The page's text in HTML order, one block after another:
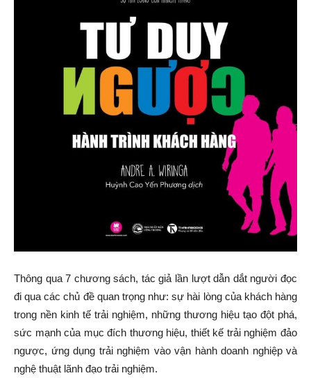
Thông qua 7 chương sách, tác giả lần lượt dẫn dắt người đọc
đi qua các chủ đề quan trọng như: sự hài lòng của khách hàng
trong nền kinh tế trải nghiệm, những thương hiệu tạo đột phá,
sức mạnh của mục đích thương hiệu, thiết kế trải nghiệm đảo
ngược, ứng dụng trải nghiệm vào vận hành doanh nghiệp và
nghệ thuật lãnh đạo trải nghiệm.